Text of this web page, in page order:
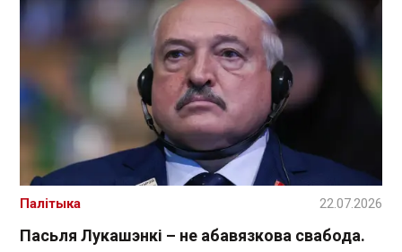
Пасьля Лукашэнкі – не абавязкова свабода.
Палітыка 22.07.2026